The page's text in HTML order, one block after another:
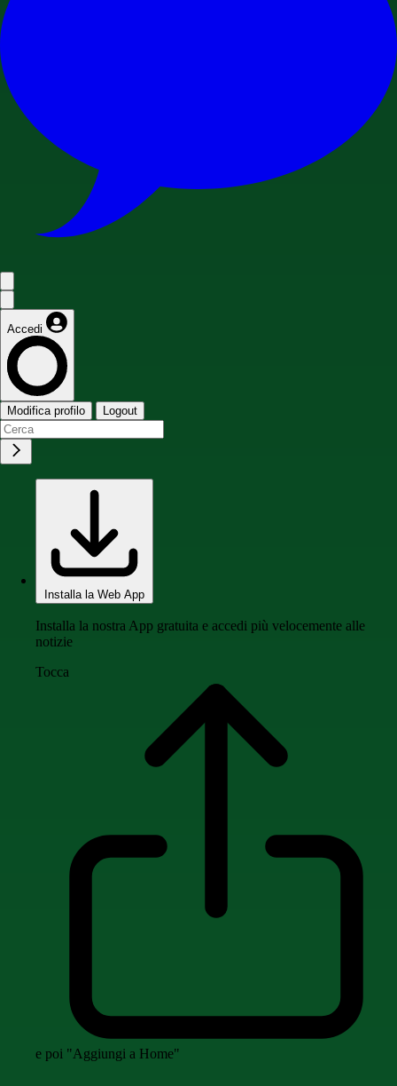
Accedi
Modifica profilo Logout
Installa la Web App
Installa la nostra App gratuita e accedi più velocemente alle
notizie
Tocca
e poi "Aggiungi a Home"